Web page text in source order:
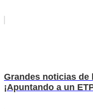
Grandes noticias de
¡Apuntando a un